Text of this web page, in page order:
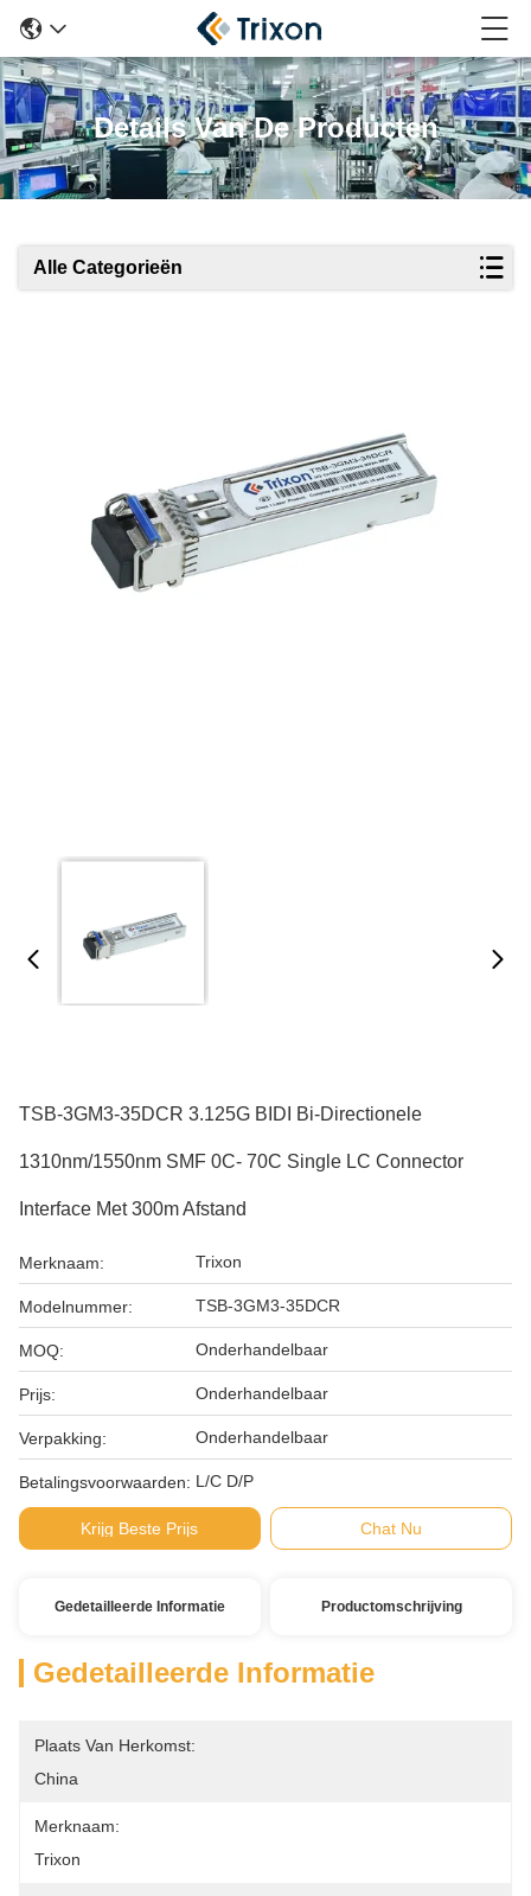
Details Van De Producten
Alle Categorieën
TSB-3GM3-35DCR 3.125G BIDI Bi-Directionele
1310nm/1550nm SMF 0C- 70C Single LC Connector
Interface Met 300m Afstand
Merknaam: Trixon
Modelnummer: TSB-3GM3-35DCR
MOQ: Onderhandelbaar
Prijs: Onderhandelbaar
Verpakking: Onderhandelbaar
Betalingsvoorwaarden: L/C D/P
Krijg Beste Prijs Chat Nu
Gedetailleerde Informatie Productomschrijving
Gedetailleerde Informatie
Plaats Van Herkomst:
China
Merknaam:
Trixon